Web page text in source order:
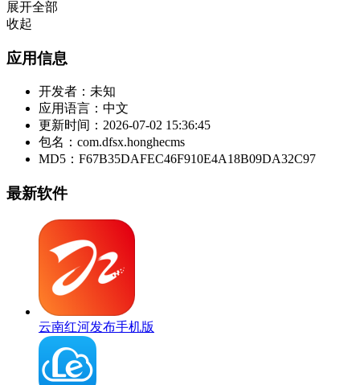
展开全部
收起
应用信息
开发者： 未知
应用语言： 中文
更新时间： 2026-07-02 15:36:45
包名： com.dfsx.honghecms
MD5： F67B35DAFEC46F910E4A18B09DA32C97
最新软件
云南红河发布手机版